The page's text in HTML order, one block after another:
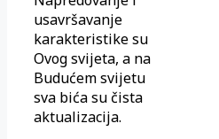
usavršavanje
karakteristike su
Ovog svijeta, a na
Budućem svijetu
sva bića su čista
aktualizacija.